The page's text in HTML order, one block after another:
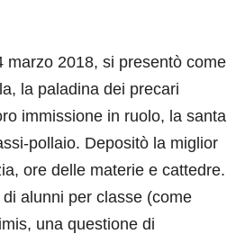
marzo 2018, si presentò come
la paladina dei precari
immissione in ruolo, la santa
pollaio. Depositò la miglior
ore delle materie e cattedre.
alunni per classe (come
una questione di